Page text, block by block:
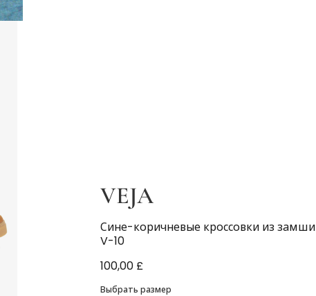
VEJA
Сине-коричневые кроссовки из
V-10
100,00 £
Выбрать размер